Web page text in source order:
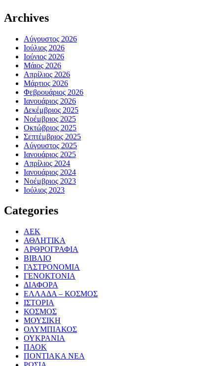
Archives
Αύγουστος 2026
Ιούλιος 2026
Ιούνιος 2026
Μάιος 2026
Απρίλιος 2026
Μάρτιος 2026
Φεβρουάριος 2026
Ιανουάριος 2026
Δεκέμβριος 2025
Νοέμβριος 2025
Οκτώβριος 2025
Σεπτέμβριος 2025
Αύγουστος 2025
Ιανουάριος 2025
Απρίλιος 2024
Ιανουάριος 2024
Νοέμβριος 2023
Ιούλιος 2023
Categories
ΑΕΚ
ΑΘΛΗΤΙΚΑ
ΑΡΘΡΟΓΡΑΦΙΑ
ΒΙΒΛΙΟ
ΓΑΣΤΡΟΝΟΜΙΑ
ΓΕΝΟΚΤΟΝΙΑ
ΔΙΑΦΟΡΑ
ΕΛΛΑΔΑ – ΚΟΣΜΟΣ
ΙΣΤΟΡΙΑ
ΚΟΣΜΟΣ
ΜΟΥΣΙΚΗ
ΟΛΥΜΠΙΑΚΟΣ
ΟΥΚΡΑΝΙΑ
ΠΑΟΚ
ΠΟΝΤΙΑΚΑ ΝΕΑ